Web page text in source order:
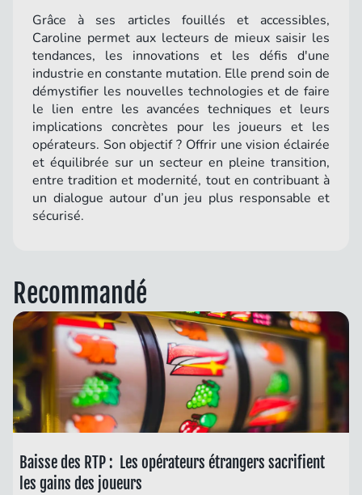
Grâce à ses articles fouillés et accessibles,
Caroline permet aux lecteurs de mieux saisir les
tendances, les innovations et les défis d'une
industrie en constante mutation. Elle prend soin de
démystifier les nouvelles technologies et de faire
le lien entre les avancées techniques et leurs
implications concrètes pour les joueurs et les
opérateurs. Son objectif ? Offrir une vision éclairée
et équilibrée sur un secteur en pleine transition,
entre tradition et modernité, tout en contribuant à
un dialogue autour d’un jeu plus responsable et
sécurisé.
Recommandé
Baisse des RTP : Les opérateurs étrangers sacrifient
les gains des joueurs